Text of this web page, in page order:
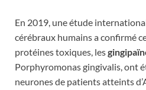
En 2019, une étude
cérébraux humains a confirmé
protéines toxiques, les
Porphyromonas gingivalis, ont
neurones de patients atteints